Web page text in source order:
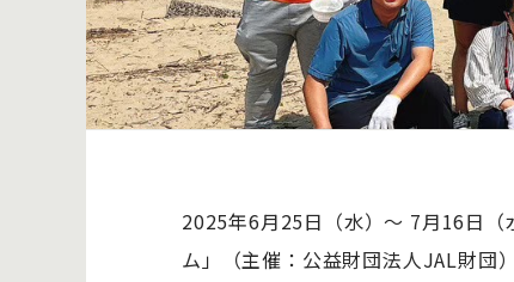
2025年6月25日（水）～ 7月16日
ム」（主催：公益財団法人JAL財団